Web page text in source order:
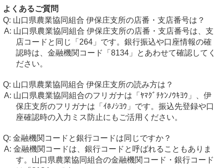
よくあるご質問
山口県農業協同組合 伊保庄支所の店番・支店番号は？
山口県農業協同組合 伊保庄支所の店番・支店番号は、支
店コードと同じ「264」です。銀行振込や口座情報の確
認時は、金融機関コード「8134」とあわせて確認してく
ださい。
山口県農業協同組合 伊保庄支所の読み方は？
山口県農業協同組合のフリガナは「ﾔﾏｸﾞﾁｹﾝﾉｳｷﾖｳ」、伊
保庄支所のフリガナは「ｲﾎﾉｼﾖｳ」です。振込先登録や口
座確認時の入力ミス防止にもご活用ください。
金融機関コードと銀行コードは同じですか？
金融機関コードは、銀行コードと呼ばれることもありま
す。山口県農業協同組合の金融機関コード・銀行コード